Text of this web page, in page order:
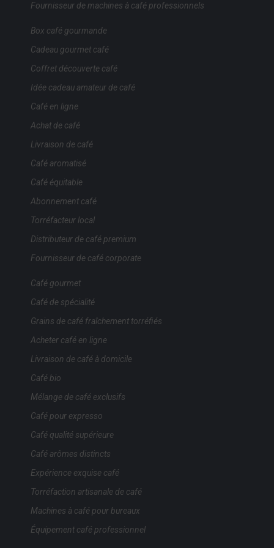
Fournisseur de machines à café professionnels
Box café gourmande
Cadeau gourmet café
Coffret découverte café
Idée cadeau amateur de café
Café en ligne
Achat de café
Livraison de café
Café aromatisé
Café équitable
Abonnement café
Torréfacteur local
Distributeur de café premium
Fournisseur de café corporate
Café gourmet
Café de spécialité
Grains de café fraîchement torréfiés
Acheter café en ligne
Livraison de café à domicile
Café bio
Mélange de café exclusifs
Café pour expresso
Café qualité supérieure
Café arômes distincts
Expérience exquise café
Torréfaction artisanale de café
Machines à café pour bureaux
Équipement café professionnel